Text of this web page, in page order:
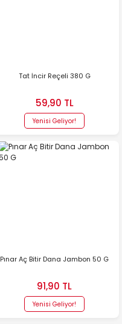
Tat İncir Reçeli 380 G
59,90 TL
Yenisi Geliyor!
Pınar Aç Bitir Dana Jambon 50 G
91,90 TL
Yenisi Geliyor!